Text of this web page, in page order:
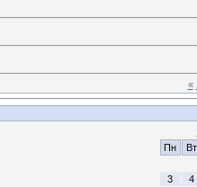
«
Пн
Вт
3
4